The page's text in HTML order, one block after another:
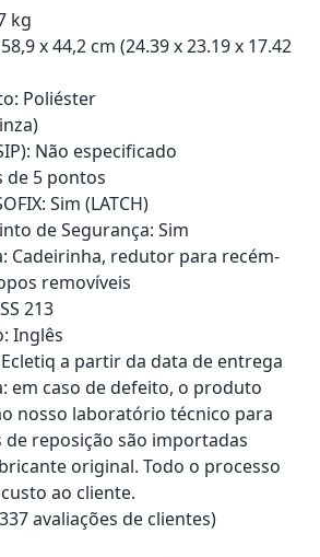
kg
x 44,2 cm (24.39 x 23.19 x 17.42
Poliéster
Não especificado
de 5 pontos
Sim (LATCH)
de Segurança: Sim
Cadeirinha, redutor para recém-
removíveis
213
Inglês
a partir da data de entrega
em caso de defeito, o produto
nosso laboratório técnico para
de reposição são importadas
original. Todo o processo
ao cliente.
avaliações de clientes)